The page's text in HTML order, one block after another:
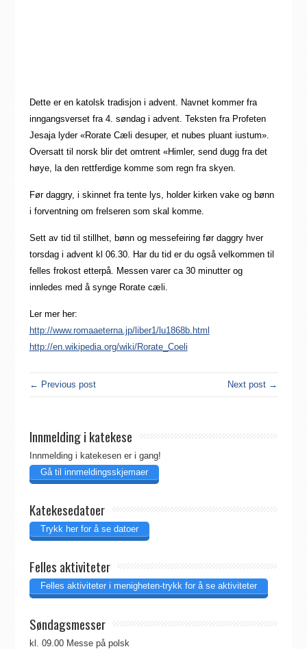
Dette er en katolsk tradisjon i advent. Navnet kommer fra
inngangsverset fra 4. søndag i advent. Teksten fra Profeten
Jesaja lyder «Rorate Cæli desuper, et nubes pluant iustum».
Oversatt til norsk blir det omtrent «Himler, send dugg fra det
høye, la den rettferdige komme som regn fra skyen.
Før daggry, i skinnet fra tente lys, holder kirken vake og bønn
i forventning om frelseren som skal komme.
Sett av tid til stillhet, bønn og messefeiring før daggry hver
torsdag i advent kl 06.30. Har du tid er du også velkommen til
felles frokost etterpå. Messen varer ca 30 minutter og
innledes med å synge Rorate cæli.
Ler mer her:
http://www.romaaeterna.jp/liber1/lu1868b.html
http://en.wikipedia.org/wiki/Rorate_Coeli
← Previous post Next post →
Innmelding i katekese
Innmelding i katekesen er i gang!
Gå til innmeldingsskjemaer
Katekesedatoer
Trykk her for å se datoer
Felles aktiviteter
Felles aktiviteter i menigheten-trykk for å se aktiviteter
Søndagsmesser
kl. 09.00 Messe på polsk